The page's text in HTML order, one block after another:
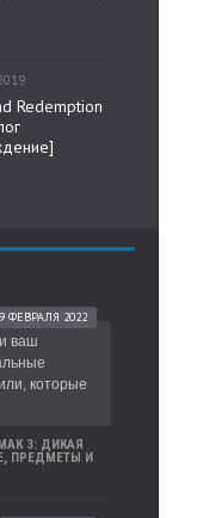
Redemption
ФЕВРАЛЯ 2022
ваш
которые
3: ДИКАЯ
ПРЕДМЕТЫ И